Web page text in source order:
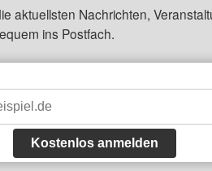
aktuellsten Nachrichten,
ins Postfach.
Kostenlos anmelden